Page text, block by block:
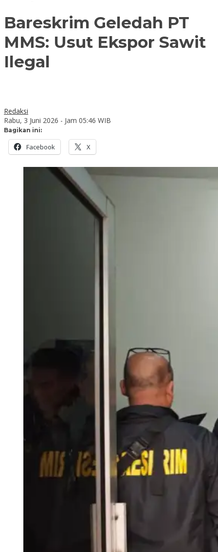
Bareskrim Geledah PT
MMS: Usut Ekspor Sawit
Ilegal
Redaksi
Rabu, 3 Juni 2026 - Jam 05:46 WIB
Bagikan ini:
Facebook X